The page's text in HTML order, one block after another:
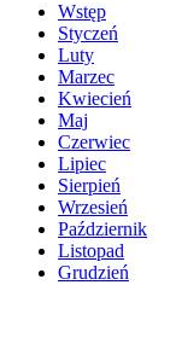
Wstęp
Styczeń
Luty
Marzec
Kwiecień
Maj
Czerwiec
Lipiec
Sierpień
Wrzesień
Październik
Listopad
Grudzień